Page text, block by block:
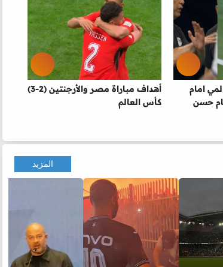
امام
حسن
أهداف مباراة مصر والأرجنتين (2-3)
كأس العالم
المزيد